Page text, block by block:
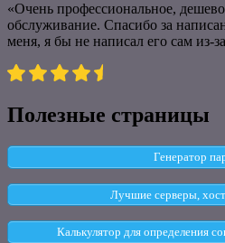
«Очень профессиональное,
обслуживание. Спасибо за
меня, я бы не написал его сам из-
Полезные страницы
Генератор
Лучшие серверы,
Калькулятор для определения